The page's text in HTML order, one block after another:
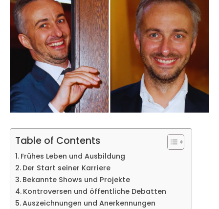
Table of Contents
Frühes Leben und Ausbildung
Der Start seiner Karriere
Bekannte Shows und Projekte
Kontroversen und öffentliche Debatten
Auszeichnungen und Anerkennungen